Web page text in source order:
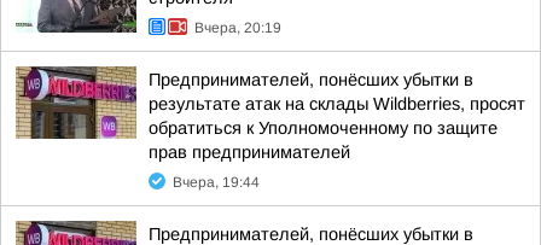
Вчера, 20:19
Предпринимателей, понёсших убытки в
результате атак на склады Wildberries, просят
обратиться к Уполномоченному по защите
прав предпринимателей
Вчера, 19:44
Предпринимателей, понёсших убытки в